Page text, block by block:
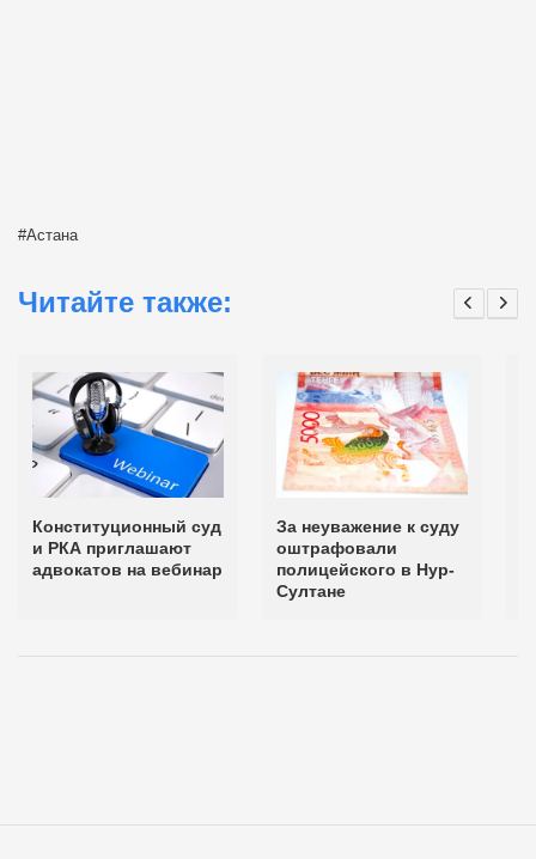
Астана
Читайте также:
Конституционный суд
и РКА приглашают
адвокатов на вебинар
За неуважение к суду
оштрафовали
полицейского в Нур-
Султане